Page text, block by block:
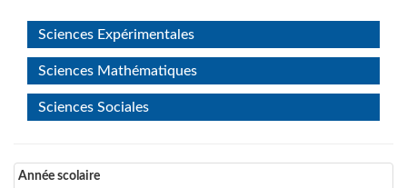
Sciences Expérimentales
Sciences Mathématiques
Sciences Sociales
Année scolaire